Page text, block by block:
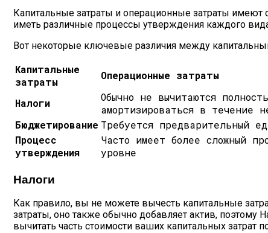
Капитальные затраты и операционные затраты имеют
иметь различные процессы утверждения каждого
Вот некоторые ключевые различия между
Капитальные
затраты
Операционные затраты
Налоги
Обычно не вычитаются
амортизироваться в течение
Бюджетирование Требуется предварительный
Процесс
утверждения
Часто имеет более сложный
уровне
Налоги
Как правило, вы не можете вычесть капитальные
затраты, оно также обычно добавляет актив, поэтому
вычитать часть стоимости ваших капитальных затрат